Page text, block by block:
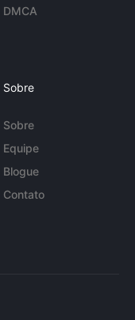
DMCA
Sobre
Sobre
Equipe
Blogue
Contato